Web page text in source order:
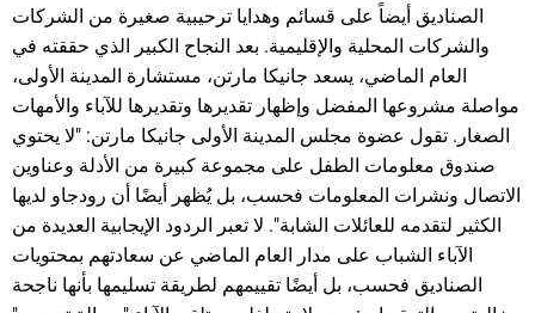
الصناديق أيضاً على قسائم وهدايا ترحيبية صغيرة من الشركات
والشركات المحلية والإقليمية. بعد النجاح الكبير الذي حققته في
العام الماضي، يسعد جانيكا مارتن، مستشارة المدينة الأولى،
مواصلة مشروعها المفضل وإظهار تقديرها وتقديرها للآباء والأمهات
الصغار. تقول عضوة مجلس المدينة الأولى جانيكا مارتن: "لا يحتوي
صندوق معلومات الطفل على مجموعة كبيرة من الأدلة وعناوين
الاتصال ونشرات المعلومات فحسب، بل يُظهر أيضًا أن رودجاو لديها
الكثير لتقدمه للعائلات الشابة". لا تعبر الردود الإيجابية العديدة من
الآباء الشباب على مدار العام الماضي عن سعادتهم بمحتويات
الصناديق فحسب، بل أيضًا تقييمهم لطريقة تسليمها بأنها ناجحة